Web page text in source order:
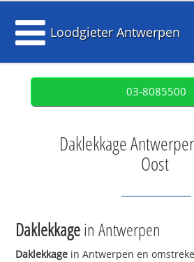
Loodgieter Antwerpen
03-8085500
Daklekkage
Oost
Daklekkagein Antwerpen
Daklekkage in Antwerpen en